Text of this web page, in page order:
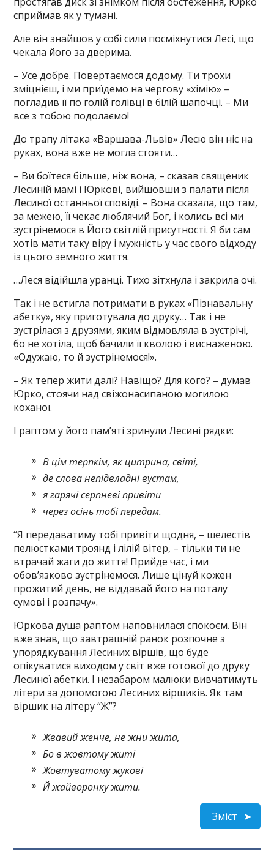
сприймав як у тумані.
Але він знайшов у собі сили посміхнутися Лесі, що
чекала його за дверима.
– Усе добре. Повертаємося додому. Ти трохи
зміцнієш, і ми приїдемо на чергову «хімію» –
погладив її по голій голівці в білій шапочці. – Ми
все з тобою подолаємо!
До трапу літака «Варшава-Львів» Лесю він ніс на
руках, вона вже не могла стояти…
– Ви боїтеся більше, ніж вона, – сказав священик
Лесиній мамі і Юркові, вийшовши з палати після
Лесиної останньої сповіді. – Вона сказала, що там,
за межею, її чекає люблячий Бог, і колись всі ми
зустрінемося в Його світлій присутності. Я би сам
хотів мати таку віру і мужність у час свого відходу
із цього земного життя.
…Леся відійшла уранці. Тихо зітхнула і закрила очі.
Так і не встигла потримати в руках «Пізнавальну
абетку», яку приготувала до друку… Так і не
зустрілася з друзями, яким відмовляла в зустрічі,
бо не хотіла, щоб бачили її кволою і виснаженою.
«Одужаю, то й зустрінемося!».
– Як тепер жити далі? Навіщо? Для кого? – думав
Юрко, стоячи над свіжонасипаною могилою
коханої.
І раптом у його пам’яті зринули Лесині рядки:
В цім терпкім, як цитрина, світі,
де слова непідвладні вустам,
я гарячі серпневі привіти
через осінь тобі передам.
“Я передаватиму тобі привіти щодня, – шелестів
пелюстками троянд і лілій вітер, – тільки ти не
втрачай жаги до життя! Прийде час, і ми
обов’язково зустрінемося. Лише цінуй кожен
прожитий день, не віддавай його на поталу
сумові і розпачу».
Юркова душа раптом наповнилася спокоєм. Він
вже знав, що завтрашній ранок розпочне з
упорядкування Лесиних віршів, що буде
опікуватися виходом у світ вже готової до друку
Лесиної абетки. І незабаром малюки вивчатимуть
літери за допомогою Лесиних віршиків. Як там
віршик на літеру “Ж”?
Жвавий женче, не жни жита,
Бо в жовтому житі
Жовтуватому жукові
Й жайворонку жити.
Зміст